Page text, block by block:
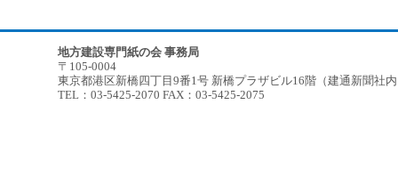
地方建設専門紙の会 事務局
〒105-0004
東京都港区新橋四丁目9番1号 新橋プラザビル16階（建通新聞社
TEL：03-5425-2070 FAX：03-5425-2075